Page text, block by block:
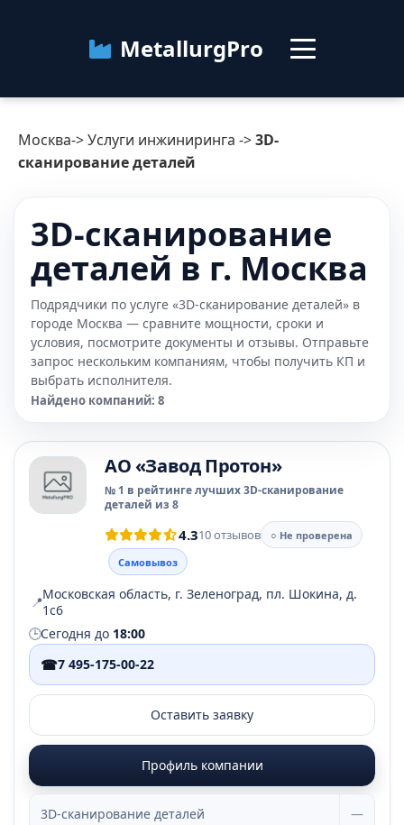
MetallurgPro
Москва
Категории
О сервисе Контакты
Москва->Услуги инжиниринга ->3D-
сканирование деталей
3D-сканирование
деталей в г. Москва
Подрядчики по услуге «3D-сканирование деталей» в
городе Москва — сравните мощности, сроки и
условия, посмотрите документы и отзывы. Отправьте
запрос нескольким компаниям, чтобы получить КП и
выбрать исполнителя.
Найдено компаний: 8
АО «Завод Протон»
№ 1 в рейтинге лучших 3D-сканирование
деталей из 8
4.310 отзывов
○ Не проверена
Самовывоз
📍Московская область, г. Зеленоград, пл. Шокина, д.
1с6
🕒Сегодня до 18:00
☎7 495-175-00-22
Оставить заявку
Профиль компании
3D-сканирование деталей —